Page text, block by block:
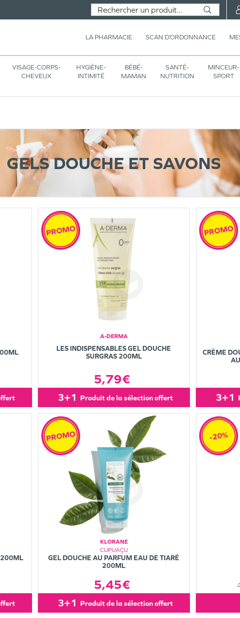
LA PHARMACIE SCAN D’ORDONNANCE
VISAGE-CORPS-
CHEVEUX
HYGIÈNE-
INTIMITÉ
BÉBÉ-
MAMAN
SANTÉ-
NUTRITION
MINCEUR-
SPORT
GELS DOUCHE ET SAVONS
A-DERMA
LES INDISPENSABLES GEL DOUCHE
SURGRAS 200ML
5,79€
PROMO
3+1 produit de la sélection offert
CRÈME
PROMO
3+1
200ML
KLORANE
CUPUAÇU
GEL DOUCHE AU PARFUM EAU DE TIARÉ
200ML
5,45€
PROMO
3+1 produit de la sélection offert
-20%